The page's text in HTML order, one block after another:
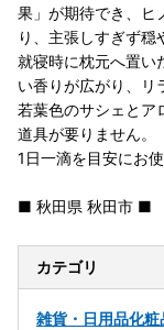
果」が期待でき、ヒ
り、主張しすぎず穏
就寝時に枕元へ置い
い香りが広がり、リ
若葉色のサシェとア
道具が要りません。
1日一滴を目安にお使
■ 秋田県 秋田市 ■
カテゴリ
雑貨・日用品化粧